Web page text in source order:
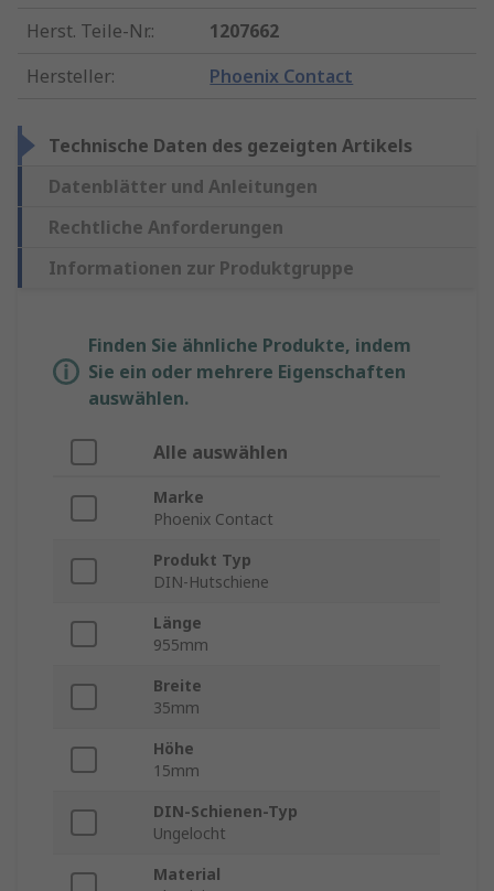
Herst. Teile-Nr.:
1207662
Hersteller: Phoenix Contact
Technische Daten des gezeigten Artikels
Datenblätter und Anleitungen
Rechtliche Anforderungen
Informationen zur Produktgruppe
Finden Sie ähnliche Produkte, indem
Sie ein oder mehrere Eigenschaften
auswählen.
Alle auswählen
Marke
Phoenix Contact
Produkt Typ
DIN-Hutschiene
Länge
955mm
Breite
35mm
Höhe
15mm
DIN-Schienen-Typ
Ungelocht
Material